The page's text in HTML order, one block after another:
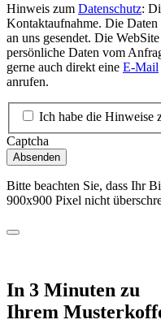
Hinweis zum Datenschutz:
Kontaktaufnahme. Die
an uns gesendet. Die
persönliche Daten vom
gerne auch direkt eine E-Mail
anrufen.
Ich habe die Hinweise
Captcha
Absenden
Bitte beachten Sie, dass Ihr
900x900 Pixel nicht
In 3 Minuten zu
Ihrem